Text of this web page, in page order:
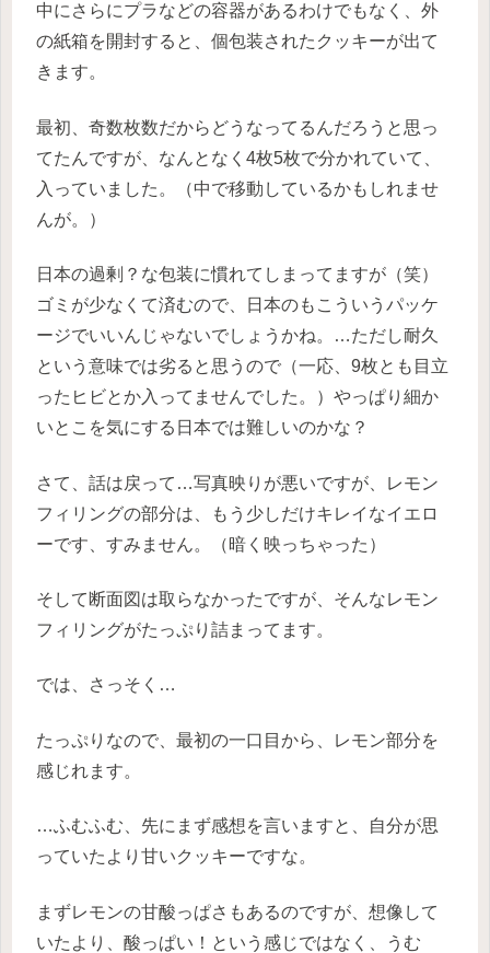
中にさらにプラなどの容器があるわけでもなく、外
の紙箱を開封すると、個包装されたクッキーが出て
きます。
最初、奇数枚数だからどうなってるんだろうと思っ
てたんですが、なんとなく4枚5枚で分かれていて、
入っていました。（中で移動しているかもしれませ
んが。）
日本の過剰？な包装に慣れてしまってますが（笑）
ゴミが少なくて済むので、日本のもこういうパッケ
ージでいいんじゃないでしょうかね。…ただし耐久
という意味では劣ると思うので（一応、9枚とも目立
ったヒビとか入ってませんでした。）やっぱり細か
いとこを気にする日本では難しいのかな？
さて、話は戻って…写真映りが悪いですが、レモン
フィリングの部分は、もう少しだけキレイなイエロ
ーです、すみません。（暗く映っちゃった）
そして断面図は取らなかったですが、そんなレモン
フィリングがたっぷり詰まってます。
では、さっそく…
たっぷりなので、最初の一口目から、レモン部分を
感じれます。
…ふむふむ、先にまず感想を言いますと、自分が思
っていたより甘いクッキーですな。
まずレモンの甘酸っぱさもあるのですが、想像して
いたより、酸っぱい！という感じではなく、うむ